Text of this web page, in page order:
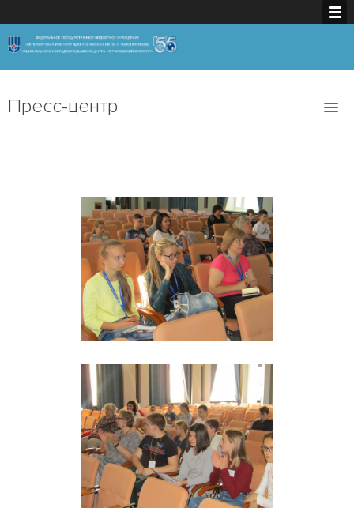
Пресс-центр